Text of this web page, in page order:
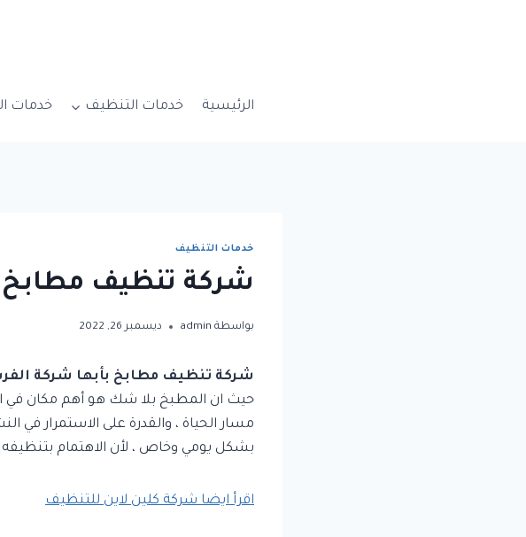
الرئيسية خدمات التنظيف خدمات
خدمات التنظيف
شركة تنظيف مطابخ
بواسطة admin ديسمبر 26, 2022
شركة تنظيف مطابخ بأبها شركة
حيث ان المطبخ بلا شك هو أهم مكان في
مسار الحياة ، والقدرة على الاستمرار في
بشكل يومي وخاص ، لأن الاهتمام
اقرأ ايضا شركة كلين لاين للتنظيف